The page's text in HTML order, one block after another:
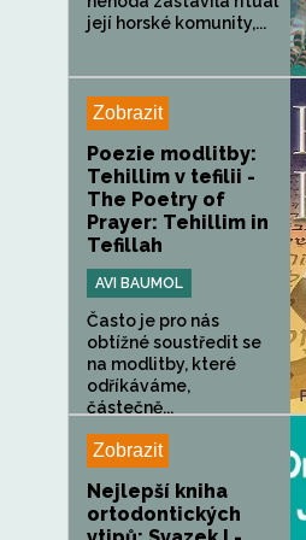
její horské komunity,...
Zobrazit
Poezie modlitby:
Tehillim v tefilii -
The Poetry of
Prayer: Tehillim in
Tefillah
AVI BAUMOL
Často je pro nás
obtížné soustředit se
na modlitby, které
odříkáváme,
částečně...
Zobrazit
Nejlepší kniha
ortodontických